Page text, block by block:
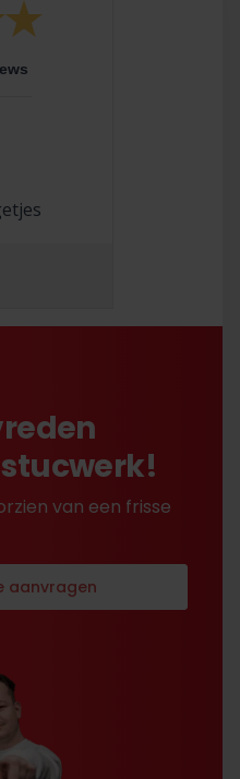
van een frisse
aanvragen